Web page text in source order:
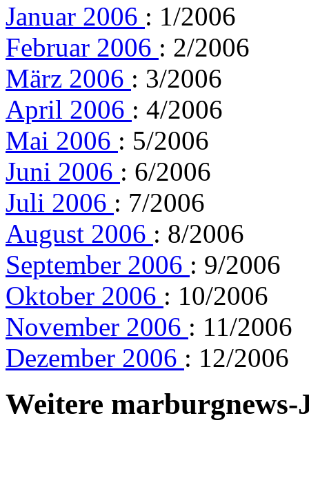
Januar 2006 : 1/2006
Februar 2006 : 2/2006
März 2006 : 3/2006
April 2006 : 4/2006
Mai 2006 : 5/2006
Juni 2006 : 6/2006
Juli 2006 : 7/2006
August 2006 : 8/2006
September 2006 : 9/2006
Oktober 2006 : 10/2006
November 2006 : 11/2006
Dezember 2006 : 12/2006
Weitere marburgnews-